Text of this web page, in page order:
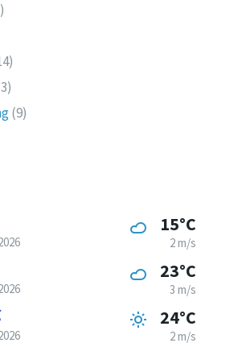
(9)
15°C
2 m/s
23°C
3 m/s
24°C
2 m/s